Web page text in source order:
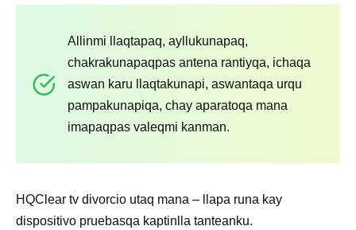
Allinmi llaqtapaq, ayllukunapaq,
chakrakunapaqpas antena rantiyqa, ichaqa
aswan karu llaqtakunapi, aswantaqa urqu
pampakunapiqa, chay aparatoqa mana
imapaqpas valeqmi kanman.
HQClear tv divorcio utaq mana – llapa runa kay
dispositivo pruebasqa kaptinlla tanteanku.